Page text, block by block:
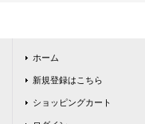
ホーム
新規登録はこちら
ショッピングカート